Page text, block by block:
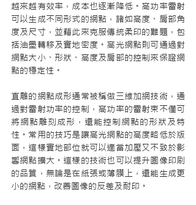
越來越有效率，成本也逐漸降低。高功率雷射
可以生成不同形式的網點，諸如高度、肩部角
度及尺寸，並藉此來克服傳統柔印的難題，包
括油墨轉移及實地密度。高光網點則可通過對
網點大小、形狀、高度及肩部的控制來保證網
點的穩定性。
直雕的網點成形通常被稱做三維加網技術，通
過對雷射功率的控制，高功率的雷射束不僅可
將網點雕刻成形，還能控制網點的形狀及特
性。常用的技巧是讓高光網點的高度略低於版
面，這樣實地部位就可以適當加壓又不致於影
響網點擴大。這樣的技術也可以提升圖像印刷
的品質，無論是在紙張或薄膜上，還能生成更
小的網點，改善圖像的反差及耐印。